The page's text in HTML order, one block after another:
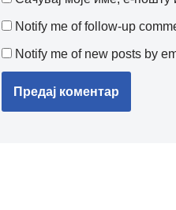
Notify me of follow-up
Notify me of new posts by